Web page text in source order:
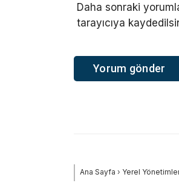
Daha sonraki
tarayıcıya
Ana Sayfa › Yerel